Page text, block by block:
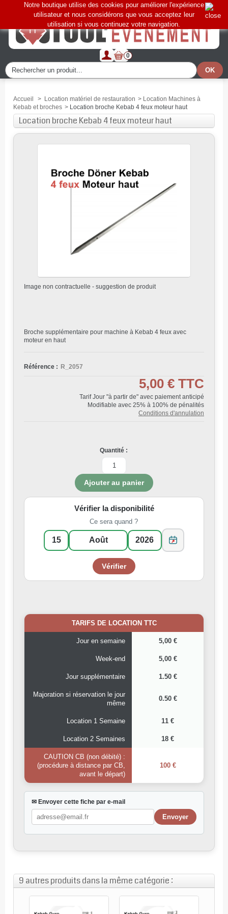
0
Notre boutique utilise des cookies pour améliorer l'expérience
utilisateur et nous considérons que vous acceptez leur
utilisation si vous continuez votre navigation.
Accueil > Location matériel de restauration > Location Machines à
Kebab et broches > Location broche Kebab 4 feux moteur haut
Location broche Kebab 4 feux moteur haut
Image non contractuelle - suggestion de produit
Broche supplémentaire pour machine à Kebab 4 feux avec
moteur en haut
Référence : R_2057
5,00 € TTC
Tarif Jour "à partir de" avec paiement anticipé
Modifiable avec 25% à 100% de pénalités
Conditions d'annulation
Quantité :
Vérifier la disponibilité
Ce sera quand ?
TARIFS DE LOCATION TTC
Jour en semaine 5,00 €
Week-end 5,00 €
Jour supplémentaire 1.50 €
Majoration si réservation le jour
même
0.50 €
Location 1 Semaine 11 €
Location 2 Semaines 18 €
CAUTION CB (non débité) :
(procédure à distance par CB,
avant le départ)
100 €
✉ Envoyer cette fiche par e-mail
9 autres produits dans la même catégorie :